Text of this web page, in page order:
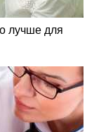
лучше для